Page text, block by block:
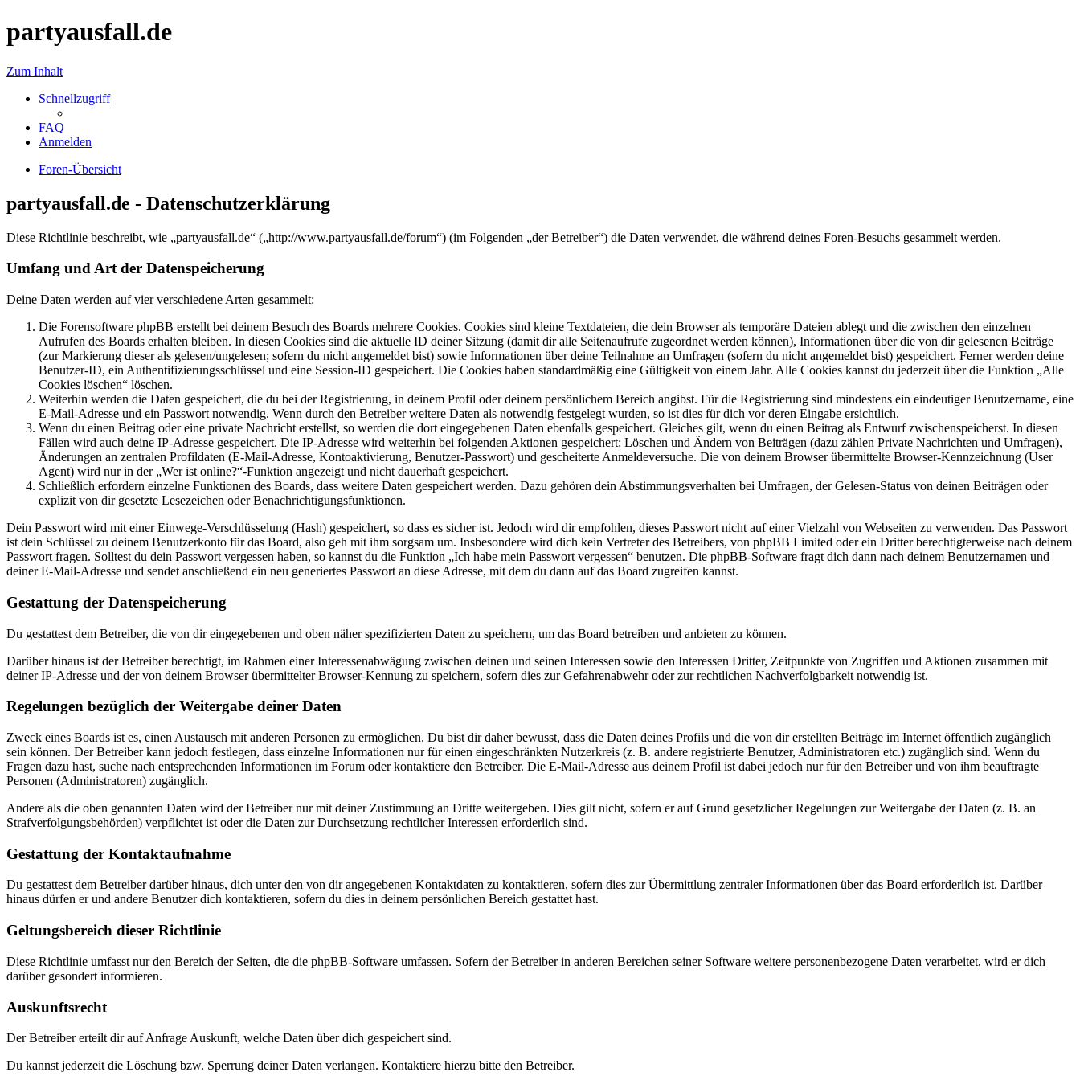
partyausfall.de
Zum Inhalt
Schnellzugriff
FAQ
Anmelden
Foren-Übersicht
partyausfall.de - Datenschutzerklärung
Diese Richtlinie beschreibt, wie „partyausfall.de“ („http://www.partyausfall.de/forum“) (im Folgenden „der Betreiber“) die Daten verwendet, die während deines Foren-Besuchs gesammelt werden.
Umfang und Art der Datenspeicherung
Deine Daten werden auf vier verschiedene Arten gesammelt:
Die Forensoftware phpBB erstellt bei deinem Besuch des Boards mehrere Cookies. Cookies sind kleine Textdateien, die dein Browser als temporäre Dateien ablegt und die zwischen den einzelnen
Aufrufen des Boards erhalten bleiben. In diesen Cookies sind die aktuelle ID deiner Sitzung (damit dir alle Seitenaufrufe zugeordnet werden können), Informationen über die von dir gelesenen Beiträge
(zur Markierung dieser als gelesen/ungelesen; sofern du nicht angemeldet bist) sowie Informationen über deine Teilnahme an Umfragen (sofern du nicht angemeldet bist) gespeichert. Ferner werden deine
Benutzer-ID, ein Authentifizierungsschlüssel und eine Session-ID gespeichert. Die Cookies haben standardmäßig eine Gültigkeit von einem Jahr. Alle Cookies kannst du jederzeit über die Funktion „Alle
Cookies löschen“ löschen.
Weiterhin werden die Daten gespeichert, die du bei der Registrierung, in deinem Profil oder deinem persönlichem Bereich angibst. Für die Registrierung sind mindestens ein eindeutiger Benutzername, eine
E-Mail-Adresse und ein Passwort notwendig. Wenn durch den Betreiber weitere Daten als notwendig festgelegt wurden, so ist dies für dich vor deren Eingabe ersichtlich.
Wenn du einen Beitrag oder eine private Nachricht erstellst, so werden die dort eingegebenen Daten ebenfalls gespeichert. Gleiches gilt, wenn du einen Beitrag als Entwurf zwischenspeicherst. In diesen
Fällen wird auch deine IP-Adresse gespeichert. Die IP-Adresse wird weiterhin bei folgenden Aktionen gespeichert: Löschen und Ändern von Beiträgen (dazu zählen Private Nachrichten und Umfragen),
Änderungen an zentralen Profildaten (E-Mail-Adresse, Kontoaktivierung, Benutzer-Passwort) und gescheiterte Anmeldeversuche. Die von deinem Browser übermittelte Browser-Kennzeichnung (User
Agent) wird nur in der „Wer ist online?“-Funktion angezeigt und nicht dauerhaft gespeichert.
Schließlich erfordern einzelne Funktionen des Boards, dass weitere Daten gespeichert werden. Dazu gehören dein Abstimmungsverhalten bei Umfragen, der Gelesen-Status von deinen Beiträgen oder
explizit von dir gesetzte Lesezeichen oder Benachrichtigungsfunktionen.
Dein Passwort wird mit einer Einwege-Verschlüsselung (Hash) gespeichert, so dass es sicher ist. Jedoch wird dir empfohlen, dieses Passwort nicht auf einer Vielzahl von Webseiten zu verwenden. Das Passwort
ist dein Schlüssel zu deinem Benutzerkonto für das Board, also geh mit ihm sorgsam um. Insbesondere wird dich kein Vertreter des Betreibers, von phpBB Limited oder ein Dritter berechtigterweise nach deinem
Passwort fragen. Solltest du dein Passwort vergessen haben, so kannst du die Funktion „Ich habe mein Passwort vergessen“ benutzen. Die phpBB-Software fragt dich dann nach deinem Benutzernamen und
deiner E-Mail-Adresse und sendet anschließend ein neu generiertes Passwort an diese Adresse, mit dem du dann auf das Board zugreifen kannst.
Gestattung der Datenspeicherung
Du gestattest dem Betreiber, die von dir eingegebenen und oben näher spezifizierten Daten zu speichern, um das Board betreiben und anbieten zu können.
Darüber hinaus ist der Betreiber berechtigt, im Rahmen einer Interessenabwägung zwischen deinen und seinen Interessen sowie den Interessen Dritter, Zeitpunkte von Zugriffen und Aktionen zusammen mit
deiner IP-Adresse und der von deinem Browser übermittelter Browser-Kennung zu speichern, sofern dies zur Gefahrenabwehr oder zur rechtlichen Nachverfolgbarkeit notwendig ist.
Regelungen bezüglich der Weitergabe deiner Daten
Zweck eines Boards ist es, einen Austausch mit anderen Personen zu ermöglichen. Du bist dir daher bewusst, dass die Daten deines Profils und die von dir erstellten Beiträge im Internet öffentlich zugänglich
sein können. Der Betreiber kann jedoch festlegen, dass einzelne Informationen nur für einen eingeschränkten Nutzerkreis (z. B. andere registrierte Benutzer, Administratoren etc.) zugänglich sind. Wenn du
Fragen dazu hast, suche nach entsprechenden Informationen im Forum oder kontaktiere den Betreiber. Die E-Mail-Adresse aus deinem Profil ist dabei jedoch nur für den Betreiber und von ihm beauftragte
Personen (Administratoren) zugänglich.
Andere als die oben genannten Daten wird der Betreiber nur mit deiner Zustimmung an Dritte weitergeben. Dies gilt nicht, sofern er auf Grund gesetzlicher Regelungen zur Weitergabe der Daten (z. B. an
Strafverfolgungsbehörden) verpflichtet ist oder die Daten zur Durchsetzung rechtlicher Interessen erforderlich sind.
Gestattung der Kontaktaufnahme
Du gestattest dem Betreiber darüber hinaus, dich unter den von dir angegebenen Kontaktdaten zu kontaktieren, sofern dies zur Übermittlung zentraler Informationen über das Board erforderlich ist. Darüber
hinaus dürfen er und andere Benutzer dich kontaktieren, sofern du dies in deinem persönlichen Bereich gestattet hast.
Geltungsbereich dieser Richtlinie
Diese Richtlinie umfasst nur den Bereich der Seiten, die die phpBB-Software umfassen. Sofern der Betreiber in anderen Bereichen seiner Software weitere personenbezogene Daten verarbeitet, wird er dich
darüber gesondert informieren.
Auskunftsrecht
Der Betreiber erteilt dir auf Anfrage Auskunft, welche Daten über dich gespeichert sind.
Du kannst jederzeit die Löschung bzw. Sperrung deiner Daten verlangen. Kontaktiere hierzu bitte den Betreiber.